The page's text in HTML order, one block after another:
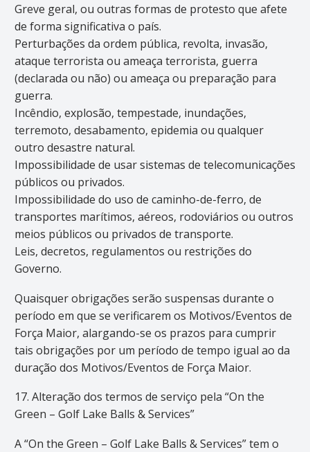
Greve geral, ou outras formas de protesto que afete
de forma significativa o país.
Perturbações da ordem pública, revolta, invasão,
ataque terrorista ou ameaça terrorista, guerra
(declarada ou não) ou ameaça ou preparação para
guerra.
Incêndio, explosão, tempestade, inundações,
terremoto, desabamento, epidemia ou qualquer
outro desastre natural.
Impossibilidade de usar sistemas de telecomunicações
públicos ou privados.
Impossibilidade do uso de caminho-de-ferro, de
transportes marítimos, aéreos, rodoviários ou outros
meios públicos ou privados de transporte.
Leis, decretos, regulamentos ou restrições do
Governo.
Quaisquer obrigações serão suspensas durante o
período em que se verificarem os Motivos/Eventos de
Força Maior, alargando-se os prazos para cumprir
tais obrigações por um período de tempo igual ao da
duração dos Motivos/Eventos de Força Maior.
17. Alteração dos termos de serviço pela “On the
Green – Golf Lake Balls & Services”
A “On the Green – Golf Lake Balls & Services” tem o